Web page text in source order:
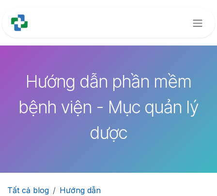
Hướng dẫn phần mềm
bệnh viện - Mục quản lý
dược
Tất cả blog
Hướng dẫn